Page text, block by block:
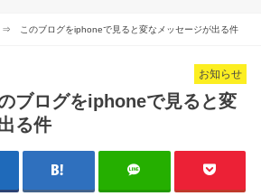
このブログをiphoneで見ると変なメッセージが出る件
お知らせ
ログをiphoneで見ると変
る件